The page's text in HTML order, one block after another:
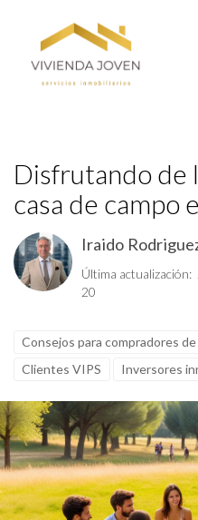
Disfrutando de
casa de campo
Iraido
Última
20
Consejos para compradores
Clientes VIPS
Inversores